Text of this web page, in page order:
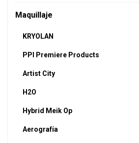
Maquillaje
KRYOLAN
PPI Premiere Products
Artist City
H2O
Hybrid Meik Op
Aerografía